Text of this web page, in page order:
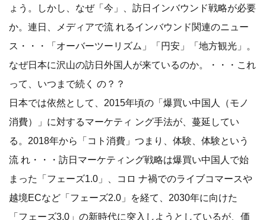
ょう。しかし、なぜ「今」、訪日インバウンド戦略が必要
か。連日、メディアで流 れるインバウンド関連のニュー
ス・・・「オーバーツーリズム」「円安」「地方観光」。
なぜ日本に沢山の訪日外国人が来ているのか。・・・これ
って、いつまで続く の？？
日本では依然として、2015年頃の「爆買い中国人（モノ
消費）」に対するマーケティ ング手法が、蔓延してい
る。2018年から「コト消費」つまり、体験、体験という
流 れ・・・訪日マーケティング戦略は爆買い中国人で始
まった「フェーズ1.0」、コロ ナ禍でのライブコマースや
越境ECなど「フェーズ2.0」を経て、2030年に向けた
「フェーズ3.0」の新時代に突入しようとしているが、価